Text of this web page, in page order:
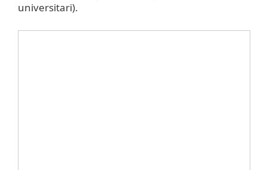
universitari).